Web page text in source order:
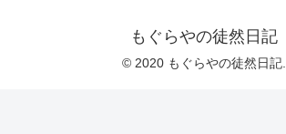
もぐらやの徒然日記
© 2020 もぐらやの徒然日記.